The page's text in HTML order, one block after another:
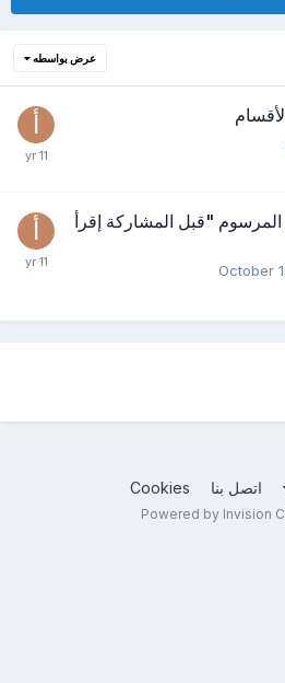
عرض بواسطه
المرسوم "قبل المشاركة إقرأ
October
اتصل بنا Cookies
Powered by Invision